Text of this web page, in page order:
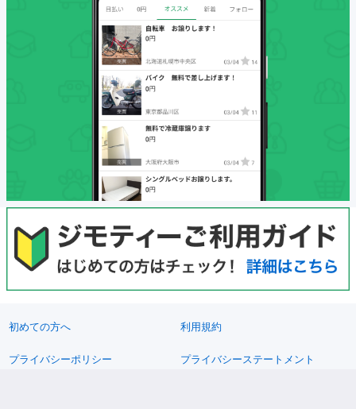
初めての方へ 利用規約
プライバシーポリシー プライバシーステートメント